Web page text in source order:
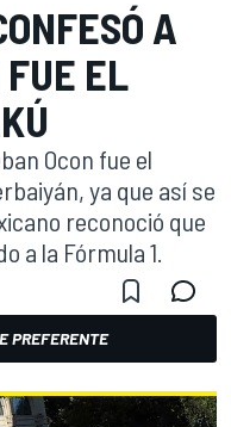
A
FUE EL
Ocon fue el
ya que así se
reconoció que
a la Fórmula 1.
PREFERENTE